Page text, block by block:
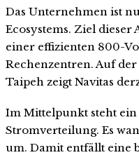
Das Unternehmen ist
Ecosystems. Ziel
einer effizienten 800-
Rechenzentren. Auf
Taipeh zeigt Navitas
Im Mittelpunkt steht
Stromverteilung. Es
um. Damit entfällt eine